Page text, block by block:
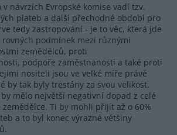
návrzích Evropské komise vadí tzv.
plateb a další přechodné období pro
tedy zastropování - je to věc, která jde
podmínek mezi různými
zemědělců, proti
podpoře zaměstnanosti a také proti
nositeli jsou ve velké míře právě
by tak byly trestány za svou velikost.
mělo největší negativní dopad z celé
zemědělce. Ti by mohli přijít až o 60%
a to byl konec výrazné většiny